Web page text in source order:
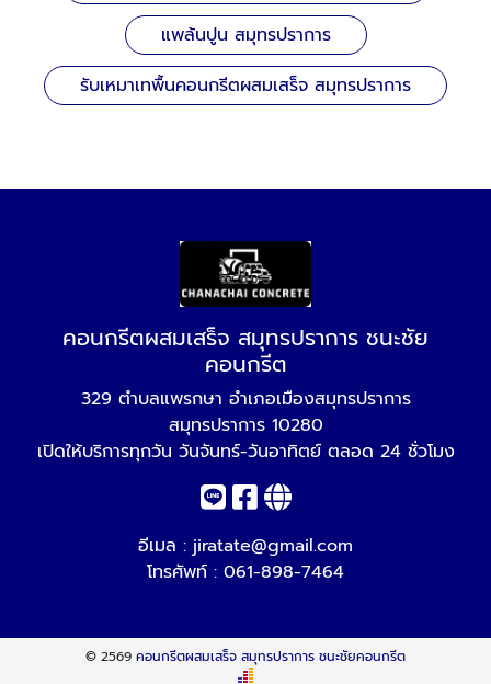
แพล้นปูน สมุทรปราการ
รับเหมาเทพื้นคอนกรีตผสมเสร็จ สมุทรปราการ
คอนกรีตผสมเสร็จ สมุทรปราการ ชนะชัย
คอนกรีต
329 ตำบลแพรกษา อำเภอเมืองสมุทรปราการ
สมุทรปราการ 10280
เปิดให้บริการทุกวัน วันจันทร์-วันอาทิตย์ ตลอด 24 ชั่วโมง
อีเมล : jiratate@gmail.com
โทรศัพท์ : 061-898-7464
© 2569 คอนกรีตผสมเสร็จ สมุทรปราการ ชนะชัยคอนกรีต